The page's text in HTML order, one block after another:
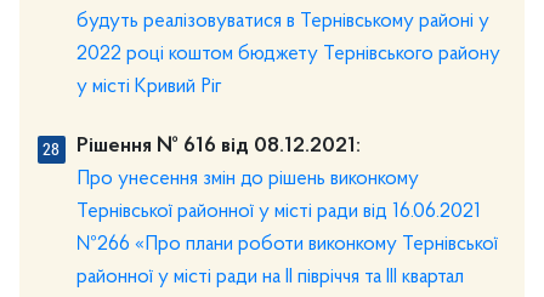
будуть реалізовуватися в Тернівському районі у
2022 році коштом бюджету Тернівського району
у місті Кривий Ріг
Рішення № 616 від 08.12.2021:
Про унесення змін до рішень виконкому
Тернівської районної у місті ради від 16.06.2021
№266 «Про плани роботи виконкому Тернівської
районної у місті ради на II півріччя та III квартал